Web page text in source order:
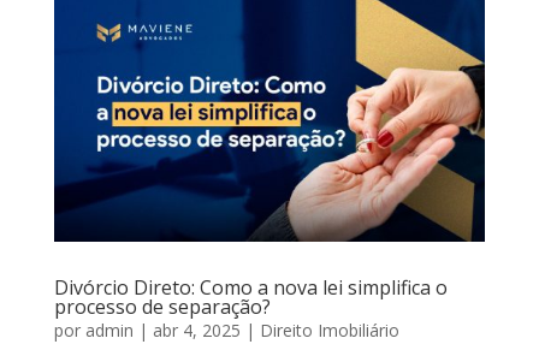
Divórcio Direto: Como a nova lei simplifica o
processo de separação?
por admin | abr 4, 2025 | Direito Imobiliário